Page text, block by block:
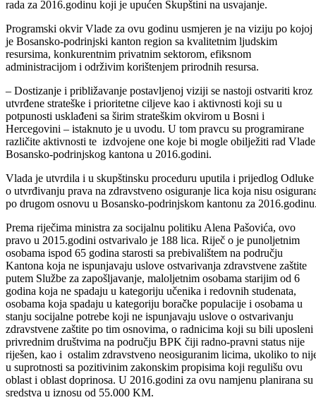
49.redovne sjednice razmatrala je i usvojila prijedlog svog Programa
rada za 2016.godinu koji je upućen Skupštini na usvajanje.
Programski okvir Vlade za ovu godinu usmjeren je na viziju po kojoj
resursima, konkurentnim privatnim sektorom, efiksnom
administracijom i održivim korištenjem prirodnih resursa.
– Dostizanje i približavanje postavljenoj viziji se nastoji ostvariti kroz
utvrđene strateške i prioritetne ciljeve kao i aktivnosti koji su u
potpunosti usklađeni sa širim strateškim okvirom u Bosni i
različite aktivnosti te izdvojene one koje bi mogle obilježiti rad Vlade
Bosansko-podrinjskog kantona u 2016.godini.
o utvrđivanju prava na zdravstveno osiguranje lica koja nisu
po drugom osnovu u Bosansko-podrinjskom kantonu za
Prema riječima ministra za socijalnu politiku Alena Pašovića, ovo
pravo u 2015.godini ostvarivalo je 188 lica. Riječ o je punoljetnim
osobama ispod 65 godina starosti sa prebivalištem na području
Kantona koja ne ispunjavaju uslove ostvarivanja zdravstvene zaštite
putem Službe za zapošljavanje, maloljetnim osobama starijim od 6
godina koja ne spadaju u kategoriju učenika i redovnih studenata,
osobama koja spadaju u kategoriju boračke populacije i osobama u
stanju socijalne potrebe koji ne ispunjavaju uslove o ostvarivanju
zdravstvene zaštite po tim osnovima, o radnicima koji su bili uposleni
privrednim društvima na području BPK čiji radno-pravni status nije
riješen, kao i ostalim zdravstveno neosiguranim licima, ukoliko to